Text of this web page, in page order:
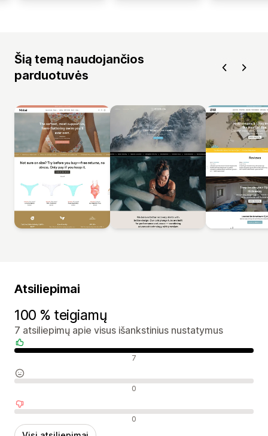
Šią temą naudojančios
parduotuvės
Atsiliepimai
100 % teigiamų
7 atsiliepimų apie visus išankstinius nustatymus
Teigiami atsiliepimai 7
Neutralūs atsiliepimai 0
Neigiami atsiliepimai 0